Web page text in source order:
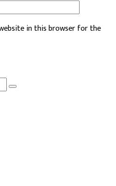
in this browser for the